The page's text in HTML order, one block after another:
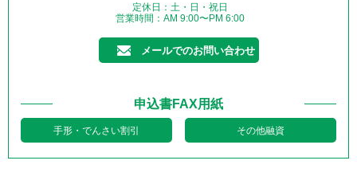
定休日：土・日・祝日
営業時間：AM 9:00〜PM 6:00
メールでのお問い合わせ
申込書FAX用紙
手形・でんさい割引 その他融資